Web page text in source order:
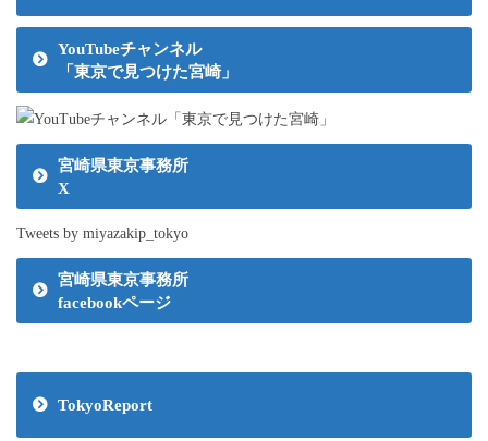
YouTubeチャンネル
「東京で見つけた宮崎」
宮崎県東京事務所
X
Tweets by miyazakip_tokyo
宮崎県東京事務所
facebookページ
TokyoReport